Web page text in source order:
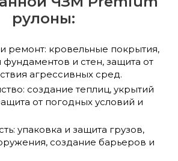
рулоны:
ремонт: кровельные покрытия,
и стен, защита от
агрессивных сред.
создание теплиц, укрытий
от погодных условий и
упаковка и защита грузов,
создание барьеров и